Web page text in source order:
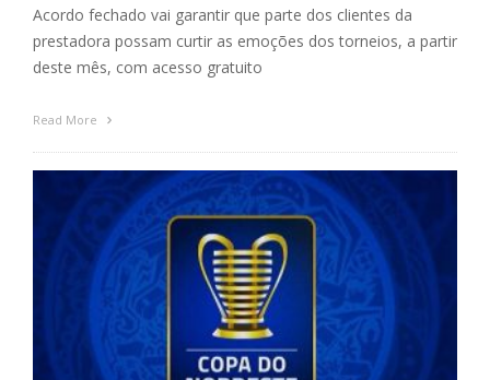
Acordo fechado vai garantir que parte dos clientes da
prestadora possam curtir as emoções dos torneios, a partir
deste mês, com acesso gratuito
Read More